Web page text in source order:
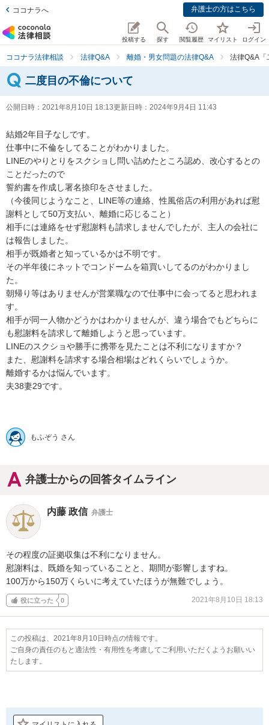
ココナラへ 弁護士の方はこちら
投稿する 探す 閲覧履歴 マイリスト ログイン
ココナラ法律相談 法律Q&A 離婚・男女問題の法律Q&A 法律Q&A「
二度目の不倫について
公開日時： 2021年8月10日 18:13更新日時： 2024年9月4日 11:43
結婚2年目子なしです。
仕事中に不倫をしてることがわかりました。
LINEのやりとりをスクショし問い詰めたところ認め、改心するとの
ことだったので
誓約書を作成し署名捺印をさせました。
（今後同じようなこと、LINE等の連絡、性風俗店の利用があれば慰
謝料として50万支払い、離婚に応じること）
相手には連絡をせず慰謝料も請求しませんでしたが、主人の会社に
は報告しました。
相手が既婚者と知っているかは不明です。
その半年後にネットでコンドームを箱買いしてるのがわかりまし
た。
朝帰り等はありませんが営業職なので仕事中に会ってると思われま
す。
相手が同一人物かどうかはわかりませんが、違う場合でもどちらに
も慰謝料を請求して離婚しようと思っています。
LINEのスクショや勝手に携帯を見たことは不利になりますか？
また、慰謝料を請求する場合相場はどれくらいでしょうか。
離婚するかは悩んでいます。
夫38妻29です。
もふぞう さん
弁護士からの回答タイムライン
内藤 政信 弁護士
その程度の証拠収集は不利になりません。
慰謝料は、既婚を知っていることと、期間が影響しますね。
100万から150万くらいに考えていたほうが無難でしょう。
役に立った 0 2021年8月10日 18:13
この投稿は、2021年8月10日時点の情報です。
ご自身の責任のもと適法性・有用性を考慮してご利用いただくようお願いい
たします。